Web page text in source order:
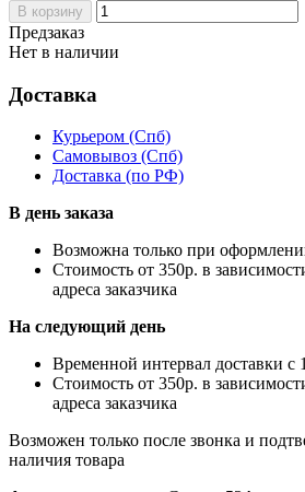
В корзину
Предзаказ
Нет в наличии
Доставка
Курьером (Спб)
Самовывоз (Спб)
Доставка (по РФ)
В день заказа
Возможна только при
Стоимость от 350р. в
адреса заказчика
На следующий день
Временной интервал доставки с
Стоимость от 350р. в
адреса заказчика
Возможен только после звонка и
наличия товара